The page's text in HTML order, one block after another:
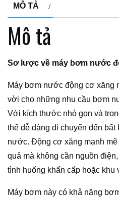
MÔ TẢ
Mô tả
Sơ lược về máy bơm nước
Máy bơm nước động cơ xăng
vời cho những nhu cầu bơm
Với kích thước nhỏ gọn và
thể dễ dàng di chuyển đến
nước. Động cơ xăng mạnh
quả mà không cần nguồn
tình huống khẩn cấp hoặc
Máy bơm này có khả năng